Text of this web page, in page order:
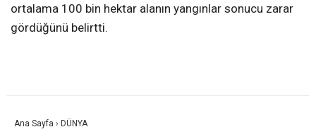
ortalama 100 bin hektar alanın yangınlar sonucu zarar
gördüğünü belirtti.
Ana Sayfa › DÜNYA